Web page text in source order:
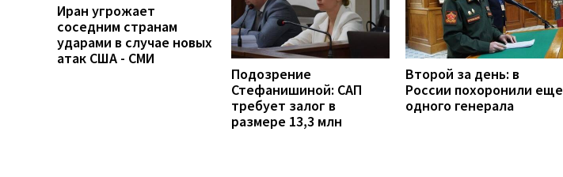
Иран угрожает
соседним странам
ударами в случае новых
атак США - СМИ
Подозрение
Стефанишиной: САП
требует залог в
размере 13,3 млн
Второй за день: в
России похоронили еще
одного генерала